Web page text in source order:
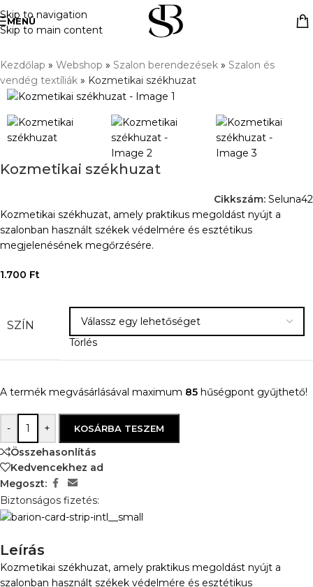
Skip to navigation
Skip to main content
MENÜ
Kezdőlap » Webshop » Szalon berendezések » Szalon és
vendég textíliák » Kozmetikai székhuzat
Kozmetikai székhuzat
Cikkszám: Seluna42
Kozmetikai székhuzat, amely praktikus megoldást nyújt a
szalonban használt székek védelmére és esztétikus
megjelenésének megőrzésére.
1.700 Ft
SZÍN
Törlés
A termék megvásárlásával maximum 85 hűségpont gyűjthető!
- + KOSÁRBA TESZEM
Összehasonlítás
Kedvencekhez ad
Megoszt:
Biztonságos fizetés:
Leírás
Kozmetikai székhuzat, amely praktikus megoldást nyújt a
szalonban használt székek védelmére és esztétikus